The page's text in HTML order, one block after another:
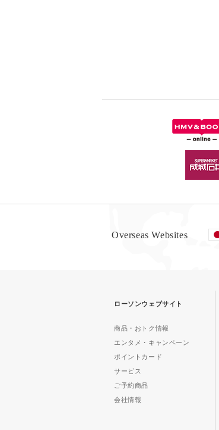
Overseas Websites
ローソンウェブサイト
商品・おトク情報
エンタメ・キャンペーン
ポイントカード
サービス
ご予約商品
会社情報